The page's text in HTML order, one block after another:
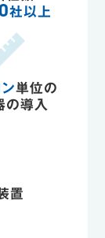
社以上
単位の
の導入
置